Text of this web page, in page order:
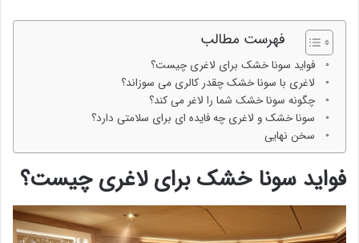
فهرست مطالب
فواید سونا خشک برای لاغری چیست؟
لاغری با سونا خشک چقدر کالری می سوزاند؟
چگونه سونا خشک شما را لاغر می کند؟
سونا خشک و لاغری چه فایده ای برای سلامتی دارد؟
سخن نهایی
فواید سونا خشک برای لاغری چیست؟